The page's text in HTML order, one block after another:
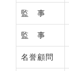
監 事
監 事
名誉顧問